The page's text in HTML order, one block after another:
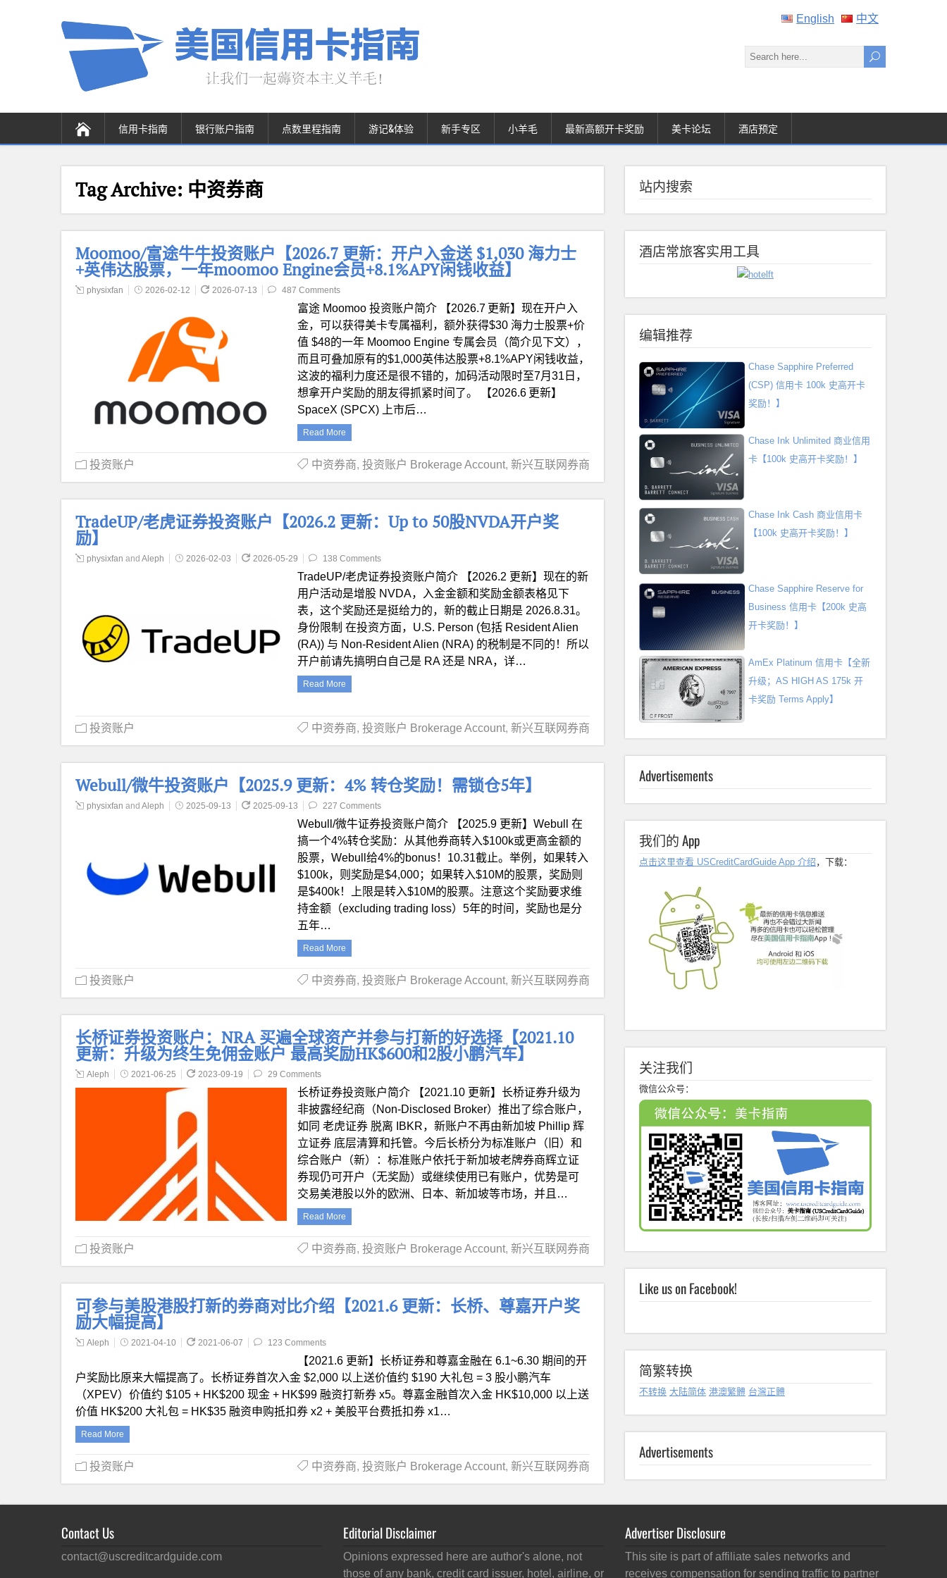
English 中文
信用卡指南 银行账户指南 点数里程指南 游记&体验 新手专区 小羊毛 最新高额开卡奖励 美卡论坛 酒店预定
Tag Archive: 中资券商
Moomoo/富途牛牛投资账户【2026.7 更新：开户入金送 $1,030 海力士
+英伟达股票，一年moomoo Engine会员+8.1%APY闲钱收益】
physixfan 2026-02-12 2026-07-13 487 Comments
富途 Moomoo 投资账户简介 【2026.7 更新】现在开户入
金，可以获得美卡专属福利，额外获得$30 海力士股票+价
值 $48的一年 Moomoo Engine 专属会员（简介见下文），
而且可叠加原有的$1,000英伟达股票+8.1%APY闲钱收益，
这波的福利力度还是很不错的，加码活动限时至7月31日，
想拿开户奖励的朋友得抓紧时间了。 【2026.6 更新】
SpaceX (SPCX) 上市后…
Read More
投资账户 中资券商, 投资账户 Brokerage Account, 新兴互联网券商
TradeUP/老虎证券投资账户【2026.2 更新：Up to 50股NVDA开户奖
励】
physixfan and Aleph 2026-02-03 2026-05-29 138 Comments
TradeUP/老虎证券投资账户简介 【2026.2 更新】现在的新
用户活动是增股 NVDA，入金金额和奖励金额表格见下
表，这个奖励还是挺给力的，新的截止日期是 2026.8.31。
身份限制 在投资方面，U.S. Person (包括 Resident Alien
(RA)) 与 Non-Resident Alien (NRA) 的税制是不同的！所以
开户前请先搞明白自己是 RA 还是 NRA，详…
Read More
投资账户 中资券商, 投资账户 Brokerage Account, 新兴互联网券商
Webull/微牛投资账户【2025.9 更新：4% 转仓奖励！需锁仓5年】
physixfan and Aleph 2025-09-13 2025-09-13 227 Comments
Webull/微牛证券投资账户简介 【2025.9 更新】Webull 在
搞一个4%转仓奖励：从其他券商转入$100k或更高金额的
股票，Webull给4%的bonus！10.31截止。举例，如果转入
$100k，则奖励是$4,000；如果转入$10M的股票，奖励则
是$400k！上限是转入$10M的股票。注意这个奖励要求维
持金额（excluding trading loss）5年的时间，奖励也是分
五年…
Read More
投资账户 中资券商, 投资账户 Brokerage Account, 新兴互联网券商
长桥证券投资账户：NRA 买遍全球资产并参与打新的好选择【2021.10
更新：升级为终生免佣金账户 最高奖励HK$600和2股小鹏汽车】
Aleph 2021-06-25 2023-09-19 29 Comments
长桥证券投资账户简介 【2021.10 更新】长桥证券升级为
非披露经纪商（Non-Disclosed Broker）推出了综合账户，
如同 老虎证券 脱离 IBKR，新账户不再由新加坡 Phillip 辉
立证券 底层清算和托管。今后长桥分为标准账户（旧）和
综合账户（新）：标准账户依托于新加坡老牌券商辉立证
券现仍可开户（无奖励）或继续使用已有账户，优势是可
交易美港股以外的欧洲、日本、新加坡等市场，并且…
Read More
投资账户 中资券商, 投资账户 Brokerage Account, 新兴互联网券商
可参与美股港股打新的券商对比介绍【2021.6 更新：长桥、尊嘉开户奖
励大幅提高】
Aleph 2021-04-10 2021-06-07 123 Comments
【2021.6 更新】长桥证券和尊嘉金融在 6.1~6.30 期间的开
户奖励比原来大幅提高了。长桥证券首次入金 $2,000 以上送价值约 $190 大礼包 = 3 股小鹏汽车
（XPEV）价值约 $105 + HK$200 现金 + HK$99 融资打新券 x5。尊嘉金融首次入金 HK$10,000 以上送
价值 HK$200 大礼包 = HK$35 融资申购抵扣券 x2 + 美股平台费抵扣券 x1…
Read More
投资账户 中资券商, 投资账户 Brokerage Account, 新兴互联网券商
站内搜索
酒店常旅客实用工具
编辑推荐
Chase Sapphire Preferred
(CSP) 信用卡 100k 史高开卡
奖励！】
Chase Ink Unlimited 商业信用
卡【100k 史高开卡奖励！】
Chase Ink Cash 商业信用卡
【100k 史高开卡奖励！】
Chase Sapphire Reserve for
Business 信用卡【200k 史高
开卡奖励！】
AmEx Platinum 信用卡【全新
升级；AS HIGH AS 175k 开
卡奖励 Terms Apply】
Advertisements
我们的 App
点击这里查看 USCreditCardGuide App 介绍 ，下载：
关注我们
微信公众号：
Like us on Facebook!
简繁转换
不转换 大陆简体 港澳繁體 台灣正體
Advertisements
Contact Us
contact@uscreditcardguide.com
Editorial Disclaimer
Opinions expressed here are author's alone, not
those of any bank, credit card issuer, hotel, airline, or
Advertiser Disclosure
This site is part of affiliate sales networks and
receives compensation for sending traffic to partner